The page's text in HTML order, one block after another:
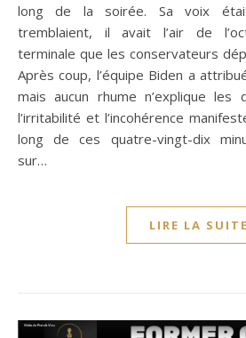
long de la soirée. Sa voix
tremblaient, il avait l’air de
terminale que les conservateurs
Après coup, l’équipe Biden a
mais aucun rhume n’explique les
l’irritabilité et l’incohérence
long de ces quatre-vingt-dix
sur…
LIRE LA SUITE